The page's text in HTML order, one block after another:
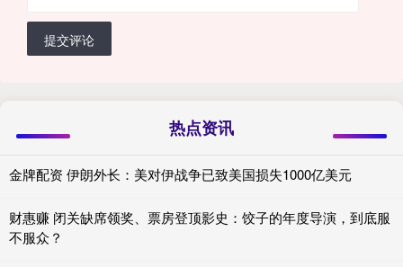
提交评论
热点资讯
金牌配资 伊朗外长：美对伊战争已致美国损失1000亿美元
财惠赚 闭关缺席领奖、票房登顶影史：饺子的年度导演，到底服
不服众？